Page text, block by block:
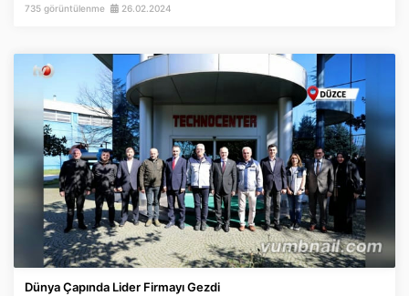
735 görüntülenme 26.02.2024
Dünya Çapında Lider Firmayı Gezdi